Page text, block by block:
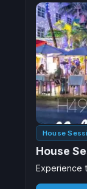
House
House
Experience